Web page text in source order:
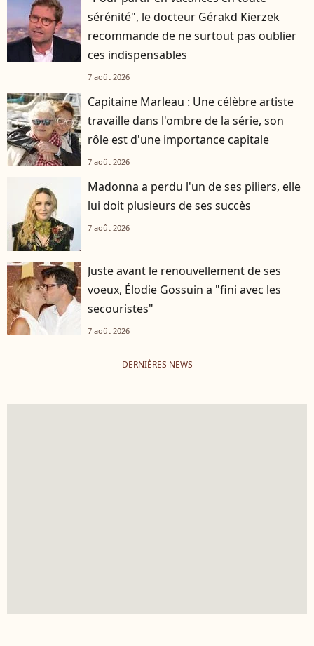
sérénité", le docteur Gérakd Kierzek
recommande de ne surtout pas oublier
ces indispensables
7 août 2026
Capitaine Marleau : Une célèbre artiste
travaille dans l'ombre de la série, son
rôle est d'une importance capitale
7 août 2026
Madonna a perdu l'un de ses piliers, elle
lui doit plusieurs de ses succès
7 août 2026
Juste avant le renouvellement de ses
voeux, Élodie Gossuin a "fini avec les
secouristes"
7 août 2026
DERNIÈRES NEWS